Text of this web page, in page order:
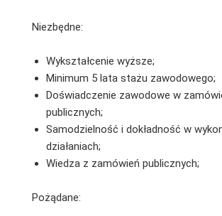
Niezbędne:
Wykształcenie wyższe;
Minimum 5 lata stażu zawodowego;
Doświadczenie zawodowe w
publicznych;
Samodzielność i dokładność w
działaniach;
Wiedza z zamówień publicznych;
Pożądane: